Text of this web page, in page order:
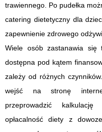
trawiennego. Po pudełka
catering dietetyczny dla
zapewnienie zdrowego
Wiele osób zastanawia
dostępna pod kątem
zależy od różnych
wejść na stronę
przeprowadzić
opłacalność diety z